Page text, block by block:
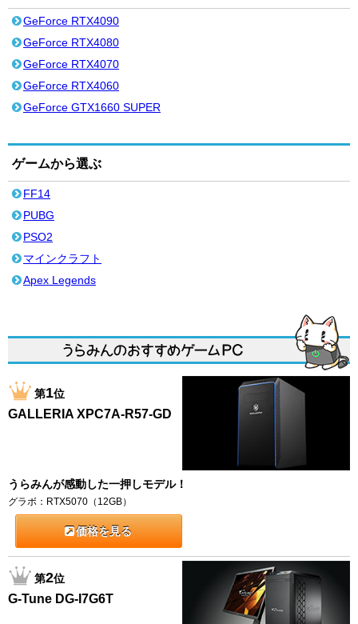
GeForce RTX4090
GeForce RTX4080
GeForce RTX4070
GeForce RTX4060
GeForce GTX1660 SUPER
ゲームから選ぶ
FF14
PUBG
PSO2
マインクラフト
Apex Legends
第1位
GALLERIA XPC7A-R57-GD
うらみんが感動した一押しモデル！
グラボ：RTX5070（12GB）
価格を見る
第2位
G-Tune DG-I7G6T